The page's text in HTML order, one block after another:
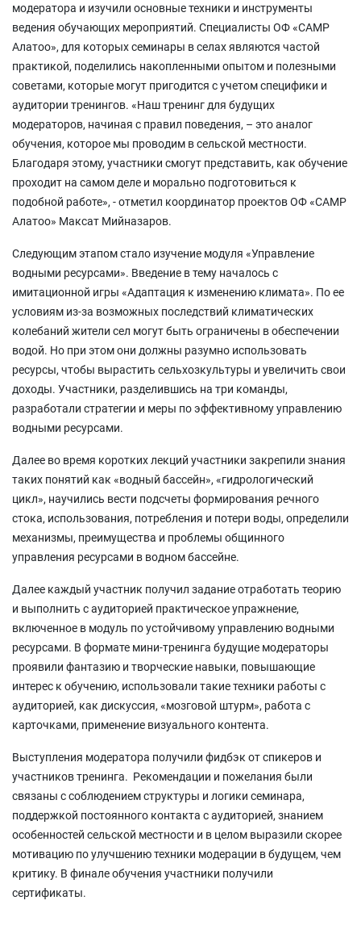
модератора и изучили основные техники и инструменты
ведения обучающих мероприятий. Специалисты ОФ «САМР
Алатоо», для которых семинары в селах являются частой
практикой, поделились накопленными опытом и полезными
советами, которые могут пригодится с учетом специфики и
аудитории тренингов. «Наш тренинг для будущих
модераторов, начиная с правил поведения, – это аналог
обучения, которое мы проводим в сельской местности.
Благодаря этому, участники смогут представить, как обучение
проходит на самом деле и морально подготовиться к
подобной работе», - отметил координатор проектов ОФ «САМР
Алатоо» Максат Мийназаров.
Следующим этапом стало изучение модуля «Управление
водными ресурсами». Введение в тему началось с
имитационной игры «Адаптация к изменению климата». По ее
условиям из-за возможных последствий климатических
колебаний жители сел могут быть ограничены в обеспечении
водой. Но при этом они должны разумно использовать
ресурсы, чтобы вырастить сельхозкультуры и увеличить свои
доходы. Участники, разделившись на три команды,
разработали стратегии и меры по эффективному управлению
водными ресурсами.
Далее во время коротких лекций участники закрепили знания
таких понятий как «водный бассейн», «гидрологический
цикл», научились вести подсчеты формирования речного
стока, использования, потребления и потери воды, определили
механизмы, преимущества и проблемы общинного
управления ресурсами в водном бассейне.
Далее каждый участник получил задание отработать теорию
и выполнить с аудиторией практическое упражнение,
включенное в модуль по устойчивому управлению водными
ресурсами. В формате мини-тренинга будущие модераторы
проявили фантазию и творческие навыки, повышающие
интерес к обучению, использовали такие техники работы с
аудиторией, как дискуссия, «мозговой штурм», работа с
карточками, применение визуального контента.
Выступления модератора получили фидбэк от спикеров и
участников тренинга. Рекомендации и пожелания были
связаны с соблюдением структуры и логики семинара,
поддержкой постоянного контакта с аудиторией, знанием
особенностей сельской местности и в целом выразили скорее
мотивацию по улучшению техники модерации в будущем, чем
критику. В финале обучения участники получили
сертификаты.